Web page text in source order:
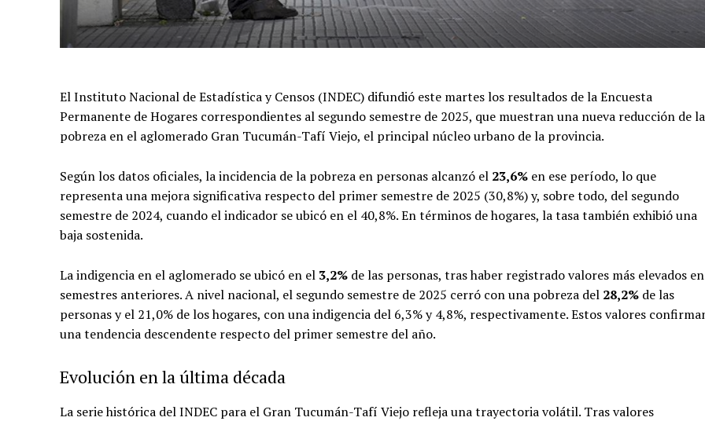
El Instituto Nacional de Estadística y Censos (INDEC) difundió este martes los resultados de la Encuesta
Permanente de Hogares correspondientes al segundo semestre de 2025, que muestran una nueva reducción de la
pobreza en el aglomerado Gran Tucumán-Tafí Viejo, el principal núcleo urbano de la provincia.
Según los datos oficiales, la incidencia de la pobreza en personas alcanzó el 23,6% en ese período, lo que
representa una mejora significativa respecto del primer semestre de 2025 (30,8%) y, sobre todo, del segundo
semestre de 2024, cuando el indicador se ubicó en el 40,8%. En términos de hogares, la tasa también exhibió una
baja sostenida.
La indigencia en el aglomerado se ubicó en el 3,2% de las personas, tras haber registrado valores más elevados en
semestres anteriores. A nivel nacional, el segundo semestre de 2025 cerró con una pobreza del 28,2% de las
personas y el 21,0% de los hogares, con una indigencia del 6,3% y 4,8%, respectivamente. Estos valores
una tendencia descendente respecto del primer semestre del año.
Evolución en la última década
La serie histórica del INDEC para el Gran Tucumán-Tafí Viejo refleja una trayectoria volátil. Tras valores